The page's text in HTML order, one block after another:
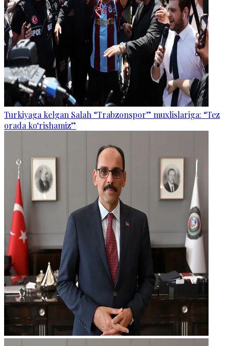
Turkiyaga kelgan Salah “Trabzonspor” muxlislariga: “Tez
orada ko‘rishamiz”